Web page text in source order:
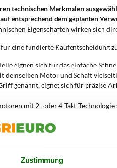
Zustimmung
technischen Merkmalen
entsprechend dem geplanten
Eigenschaften wirken sich
für eine fundierte Kaufentscheidung
eignen sich für das einfache
demselben Motor und Schaft
genannt, eignet sich für präzise
mit 2- oder 4-Takt-
aus. Akkumodelle sind
liegt zwischen 3 und 7,5 kg. Ein
benzinbetriebenen Geräten.